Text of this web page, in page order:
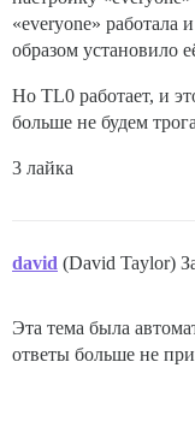
«everyone» работала
образом установило
Но TL0 работает, и
больше не будем
3 лайка
david (David Taylor)
Эта тема была
ответы больше не